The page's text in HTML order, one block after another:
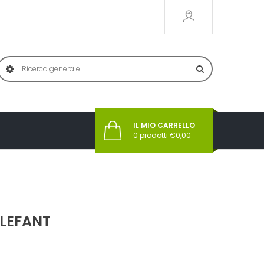
IL MIO CARRELLO
0 prodotti €0,00